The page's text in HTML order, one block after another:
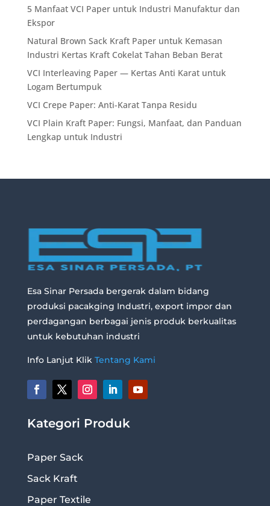
5 Manfaat VCI Paper untuk Industri Manufaktur dan
Ekspor
Natural Brown Sack Kraft Paper untuk Kemasan
Industri Kertas Kraft Cokelat Tahan Beban Berat
VCI Interleaving Paper — Kertas Anti Karat untuk
Logam Bertumpuk
VCI Crepe Paper: Anti-Karat Tanpa Residu
VCI Plain Kraft Paper: Fungsi, Manfaat, dan Panduan
Lengkap untuk Industri
Esa Sinar Persada bergerak dalam bidang
produksi pacakging Industri, export impor dan
perdagangan berbagai jenis produk berkualitas
untuk kebutuhan industri
Info Lanjut Klik Tentang Kami
Kategori Produk
Paper Sack
Sack Kraft
Paper Textile